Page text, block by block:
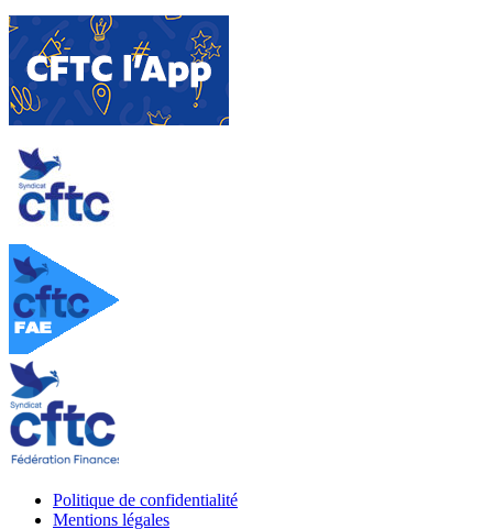
Politique de confidentialité
Mentions légales